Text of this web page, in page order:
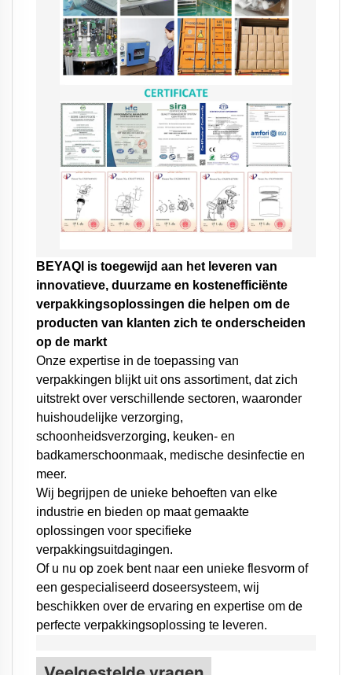
BEYAQl is toegewijd aan het leveren van
innovatieve, duurzame en kostenefficiënte
verpakkingsoplossingen die helpen om de
producten van klanten zich te onderscheiden
op de markt
Onze expertise in de toepassing van
verpakkingen blijkt uit ons assortiment, dat zich
uitstrekt over verschillende sectoren, waaronder
huishoudelijke verzorging,
schoonheidsverzorging, keuken- en
badkamerschoonmaak, medische desinfectie en
meer.
Wij begrijpen de unieke behoeften van elke
industrie en bieden op maat gemaakte
oplossingen voor specifieke
verpakkingsuitdagingen.
Of u nu op zoek bent naar een unieke flesvorm of
een gespecialiseerd doseersysteem, wij
beschikken over de ervaring en expertise om de
perfecte verpakkingsoplossing te leveren.